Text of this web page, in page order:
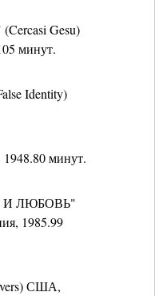
Gesu)
минут.
Identity)
минут.
И ЛЮБОВЬ"
1985.99
США,